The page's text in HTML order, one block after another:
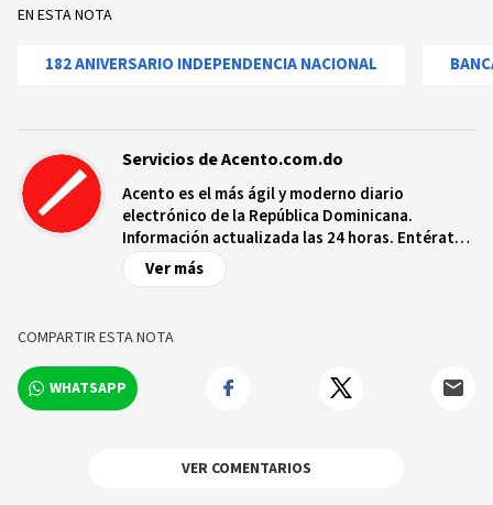
EN ESTA NOTA
182 ANIVERSARIO INDEPENDENCIA NACIONAL
Servicios de Acento.com.do
Acento es el más ágil y moderno diario
electrónico de la República Dominicana.
Información actualizada las 24 horas. Entérate
de las noticias y sucesos más importantes a
nivel nacional e internacional, videos y fotos
Ver más
COMPARTIR ESTA NOTA
WHATSAPP
VER COMENTARIOS